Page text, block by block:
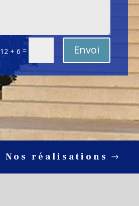
12 + 6 = Envoi
Nos réalisations